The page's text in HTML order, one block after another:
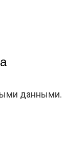
данными.